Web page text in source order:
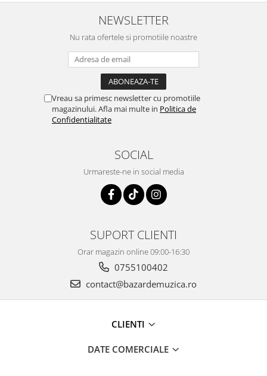
NEWSLETTER
Nu rata ofertele si promotiile noastre
Vreau sa primesc newsletter cu promotiile
magazinului. Afla mai multe in Politica de
Confidentialitate
SOCIAL
Urmareste-ne in social media
SUPORT CLIENTI
Orar magazin online 09:00-16:30
0755100402
contact@bazardemuzica.ro
CLIENTI
DATE COMERCIALE